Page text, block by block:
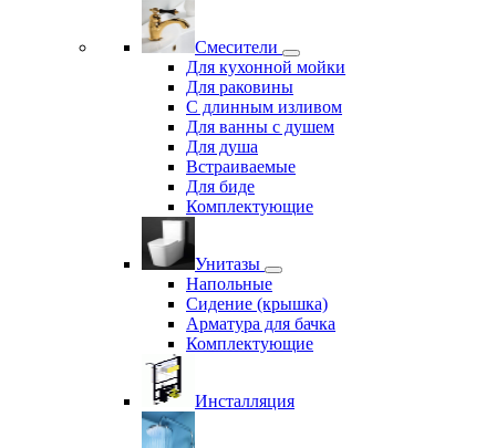
Смесители
Для кухонной мойки
Для раковины
С длинным изливом
Для ванны с душем
Для душа
Встраиваемые
Для биде
Комплектующие
Унитазы
Напольные
Сидение (крышка)
Арматура для бачка
Комплектующие
Инсталляция